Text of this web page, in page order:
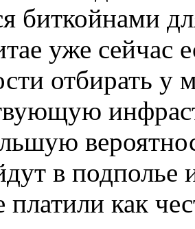
биткойнами
уже сейчас
отбирать у
в подполье
платили как